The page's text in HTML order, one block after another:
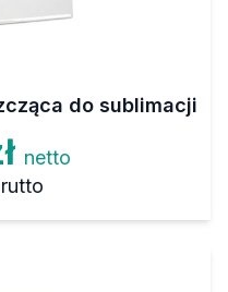
do sublimacji
netto